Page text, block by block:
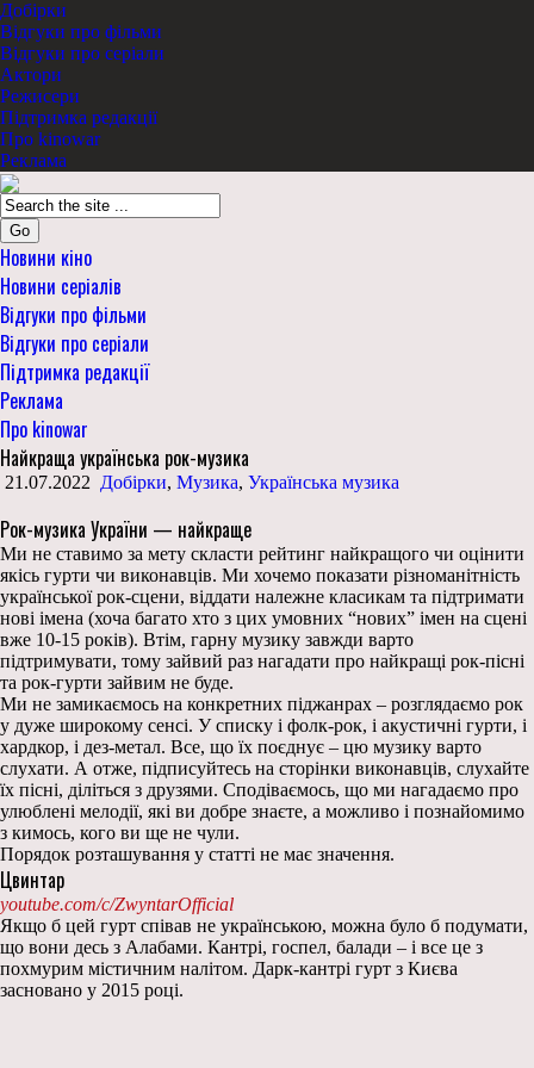
Добірки
Відгуки про фільми
Відгуки про серіали
Актори
Режисери
Підтримка редакції
Про kinowar
Реклама
Go
Новини кіно
Новини серіалів
Відгуки про фільми
Відгуки про серіали
Підтримка редакції
Реклама
Про kinowar
Найкраща українська рок-музика
21.07.2022 Добірки, Музика, Українська музика
Рок-музика України — найкраще
Ми не ставимо за мету скласти рейтинг найкращого чи оцінити
якісь гурти чи виконавців. Ми хочемо показати різноманітність
української рок-сцени, віддати належне класикам та підтримати
нові імена (хоча багато хто з цих умовних “нових” імен на сцені
вже 10-15 років). Втім, гарну музику завжди варто
підтримувати, тому зайвий раз нагадати про найкращі рок-пісні
та рок-гурти зайвим не буде.
Ми не замикаємось на конкретних піджанрах – розглядаємо рок
у дуже широкому сенсі. У списку і фолк-рок, і акустичні гурти, і
хардкор, і дез-метал. Все, що їх поєднує – цю музику варто
слухати. А отже, підписуйтесь на сторінки виконавців, слухайте
їх пісні, діліться з друзями. Сподіваємось, що ми нагадаємо про
улюблені мелодії, які ви добре знаєте, а можливо і познайомимо
з кимось, кого ви ще не чули.
Порядок розташування у статті не має значення.
Цвинтар
youtube.com/c/ZwyntarOfficial
Якщо б цей гурт співав не українською, можна було б подумати,
що вони десь з Алабами. Кантрі, госпел, балади – і все це з
похмурим містичним налітом. Дарк-кантрі гурт з Києва
засновано у 2015 році.